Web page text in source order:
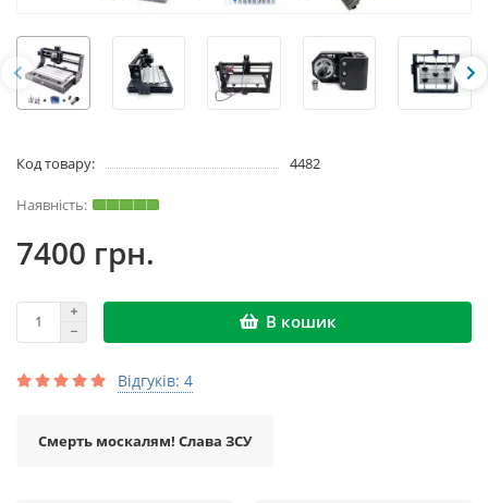
Код товару: 4482
7400 грн.
В кошик
Відгуків: 4
Смерть москалям! Слава ЗСУ